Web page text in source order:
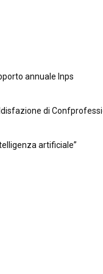
annuale Inps
di
artificiale”